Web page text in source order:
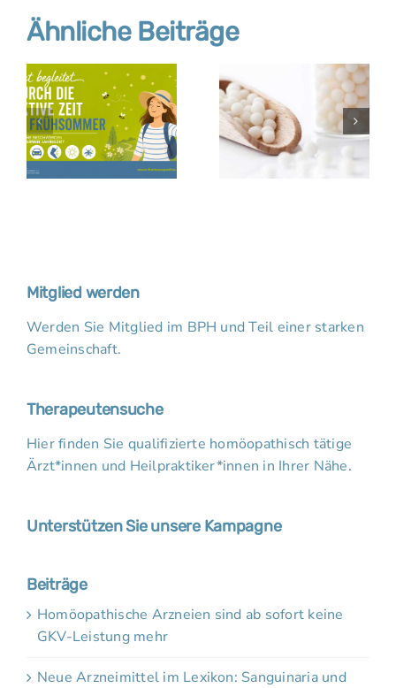
Ähnliche Beiträge
Mitglied werden
Werden Sie Mitglied im BPH und Teil einer starken
Gemeinschaft.
Therapeutensuche
Hier finden Sie qualifizierte homöopathisch tätige
Ärzt*innen und Heilpraktiker*innen in Ihrer Nähe.
Unterstützen Sie unsere Kampagne
Beiträge
Homöopathische Arzneien sind ab sofort keine
GKV-Leistung mehr
Neue Arzneimittel im Lexikon: Sanguinaria und